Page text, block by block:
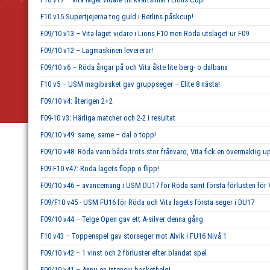
F10 v15 Supertjejerna tog guld i Berlins påskcup!
F09/10 v13 – Vita laget vidare i Lions F10 men Röda utslaget ur F09
F09/10 v12 – Lagmaskinen levererar!
F09/10 v6 – Röda ångar på och Vita åkte lite berg- o dalbana
F10 v5 – USM magibasket gav gruppseger – Elite 8 nästa!
F09/10 v4: återigen 2+2
F09-10 v3: Härliga matcher och 2-2 i resultat
F09/10 v49: same, same – dal o topp!
F09/10 v48: Röda vann båda trots stor frånvaro, Vita fick en övermäktig
F09-F10 v47: Röda lagets flopp o flipp!
F09/10 v46 – avancemang i USM DU17 för Röda samt första förlusten för
F09/F10 v45 - USM FU16 för Röda och Vita lagets första seger i DU17
F09/10 v44 – Telge Open gav ett A-silver denna gång
F10 v43 – Toppenspel gav storseger mot Alvik i FU16 Nivå 1
F09/10 v42 – 1 vinst och 2 förluster efter blandat spel